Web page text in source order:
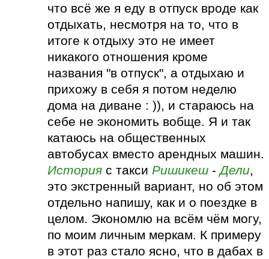
что всё же я еду в отпуск вроде как
отдыхать, несмотря на то, что в
итоге к отдыху это не имеет
никакого отношения кроме
названия "в отпуск", а отдыхаю и
прихожу в себя я потом неделю
дома на диване : )), и стараюсь на
себе не экономить вобще. Я и так
катаюсь на общественных
автобусах вместо арендных машин.
История с такси Ришикеш -Дели,
это экстренный вариант, но об этом
отдельно напишу, как и о поездке в
целом. Экономлю на всём чём могу,
по моим личным меркам. К примеру
в этот раз стало ясно, что в дабах в